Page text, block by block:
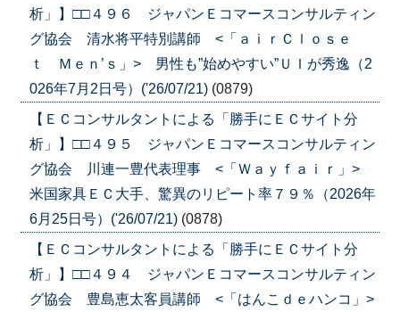
析」】□□４９６ ジャパンＥコマースコンサルティン
グ協会 清水将平特別講師 <「ａｉｒＣｌｏｓｅ
ｔ Ｍｅｎ’ｓ」> 男性も”始めやすい”ＵＩが秀逸（2
026年7月2日号）('26/07/21) (0879)
【ＥＣコンサルタントによる「勝手にＥＣサイト分
析」】□□４９５ ジャパンＥコマースコンサルティン
グ協会 川連一豊代表理事 <「Ｗａｙｆａｉｒ」>
米国家具ＥＣ大手、驚異のリピート率７９％（2026年
6月25日号）('26/07/21) (0878)
【ＥＣコンサルタントによる「勝手にＥＣサイト分
析」】□□４９４ ジャパンＥコマースコンサルティン
グ協会 豊島恵太客員講師 <「はんこｄｅハンコ」>